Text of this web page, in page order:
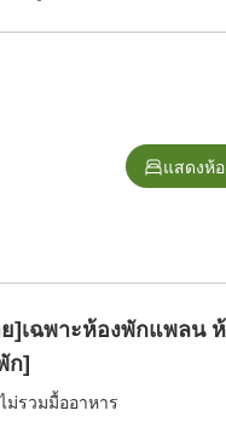
แสดงห้
ย]เฉพาะห้องพักแพลน
ก]
ไม่รวมมื้ออาหาร